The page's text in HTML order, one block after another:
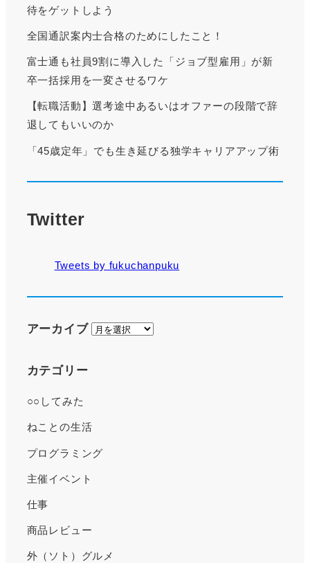
待をゲットしよう
全国通訳案内士合格のためにしたこと！
富士通も社員9割に導入した「ジョブ型雇用」が新
卒一括採用を一変させるワケ
【転職活動】選考途中あるいはオファーの段階で辞
退してもいいのか
「45歳定年」でも生き延びる独学キャリアアップ術
Twitter
Tweets by fukuchanpuku
アーカイブ
ア
カテゴリー
○○してみた
ねことの生活
プログラミング
主催イベント
仕事
商品レビュー
外（ソト）グルメ